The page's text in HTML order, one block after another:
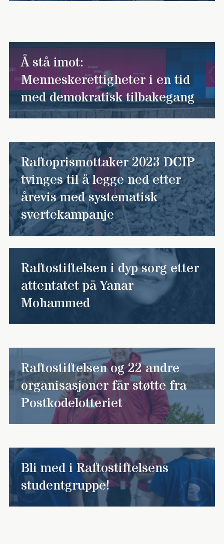
Å stå imot:
Menneskerettigheter i en tid
med demokratisk tilbakegang
Raftoprismottaker 2023 DCIP
tvinges til å legge ned etter
årevis med systematisk
svertekampanje
Raftostiftelsen i dyp sorg etter
attentatet på Yanar
Mohammed
Raftostiftelsen og 22 andre
organisasjoner får støtte fra
Postkodelotteriet
Bli med i Raftostiftelsens
studentgruppe!